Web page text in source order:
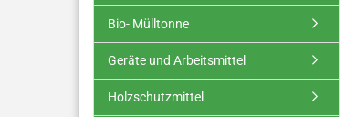
Bio- Mülltonne
Geräte und Arbeitsmittel
Holzschutzmittel